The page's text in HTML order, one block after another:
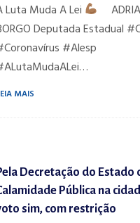
Luta Muda A Lei
Deputada Estadual
#Alesp
MAIS
Decretação do Estado
Pública na
sim, com restrição